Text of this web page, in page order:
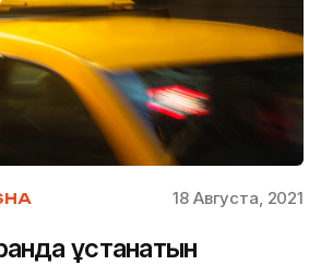
18 Августа, 2021
ұстанатын